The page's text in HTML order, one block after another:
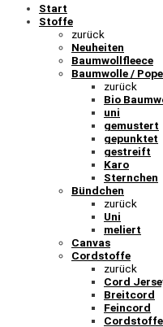
Start
Stoffe
zurück
Neuheiten
Baumwollfleece
Baumwolle /
zurück
Bio
uni
gemustert
gepunktet
gestreift
Karo
Sternchen
Bündchen
zurück
Uni
meliert
Canvas
Cordstoffe
zurück
Cord
Breitcord
Feincord